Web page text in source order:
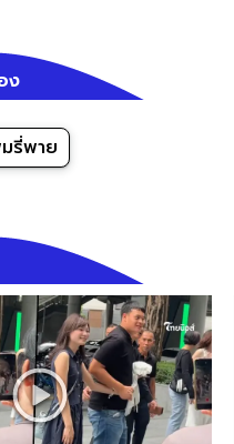
ง
รี่พาย